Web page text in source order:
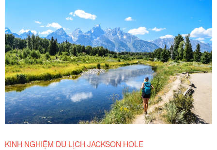
KINH NGHIỆM DU LỊCH JACKSON HOLE